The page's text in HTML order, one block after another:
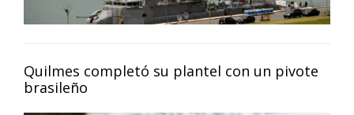
Quilmes completó su plantel con un pivote
brasileño